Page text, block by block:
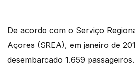
De acordo com o Serviço
Açores (SREA), em janeiro de
desembarcado 1.659 passageiros.